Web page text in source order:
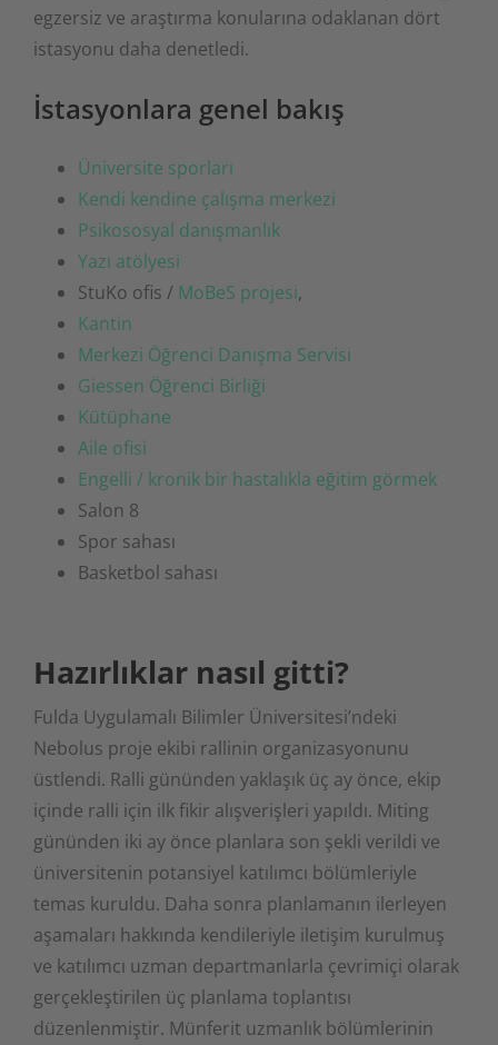
egzersiz ve araştırma konularına odaklanan dört
istasyonu daha denetledi.
İstasyonlara genel bakış
Üniversite sporları
Kendi kendine çalışma merkezi
Psikososyal danışmanlık
Yazı atölyesi
StuKo ofis / MoBeS projesi,
Kantin
Merkezi Öğrenci Danışma Servisi
Giessen Öğrenci Birliği
Kütüphane
Aile ofisi
Engelli / kronik bir hastalıkla eğitim görmek
Salon 8
Spor sahası
Basketbol sahası
Hazırlıklar nasıl gitti?
Fulda Uygulamalı Bilimler Üniversitesi’ndeki
Nebolus proje ekibi rallinin organizasyonunu
üstlendi. Ralli gününden yaklaşık üç ay önce, ekip
içinde ralli için ilk fikir alışverişleri yapıldı. Miting
gününden iki ay önce planlara son şekli verildi ve
üniversitenin potansiyel katılımcı bölümleriyle
temas kuruldu. Daha sonra planlamanın ilerleyen
aşamaları hakkında kendileriyle iletişim kurulmuş
ve katılımcı uzman departmanlarla çevrimiçi olarak
gerçekleştirilen üç planlama toplantısı
düzenlenmiştir. Münferit uzmanlık bölümlerinin